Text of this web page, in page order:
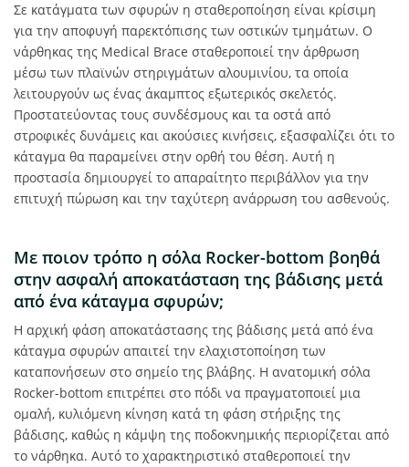
Σε κατάγματα των σφυρών η σταθεροποίηση είναι κρίσιμη
για την αποφυγή παρεκτόπισης των οστικών τμημάτων. Ο
νάρθηκας της Medical Brace σταθεροποιεί την άρθρωση
μέσω των πλαϊνών στηριγμάτων αλουμινίου, τα οποία
λειτουργούν ως ένας άκαμπτος εξωτερικός σκελετός.
Προστατεύοντας τους συνδέσμους και τα οστά από
στροφικές δυνάμεις και ακούσιες κινήσεις, εξασφαλίζει ότι το
κάταγμα θα παραμείνει στην ορθή του θέση. Αυτή η
προστασία δημιουργεί το απαραίτητο περιβάλλον για την
επιτυχή πώρωση και την ταχύτερη ανάρρωση του ασθενούς.
Με ποιον τρόπο η σόλα Rocker-bottom βοηθά
στην ασφαλή αποκατάσταση της βάδισης μετά
από ένα κάταγμα σφυρών;
Η αρχική φάση αποκατάστασης της βάδισης μετά από ένα
κάταγμα σφυρών απαιτεί την ελαχιστοποίηση των
καταπονήσεων στο σημείο της βλάβης. Η ανατομική σόλα
Rocker-bottom επιτρέπει στο πόδι να πραγματοποιεί μια
ομαλή, κυλιόμενη κίνηση κατά τη φάση στήριξης της
βάδισης, καθώς η κάμψη της ποδοκνημικής περιορίζεται από
το νάρθηκα. Αυτό το χαρακτηριστικό σταθεροποιεί την